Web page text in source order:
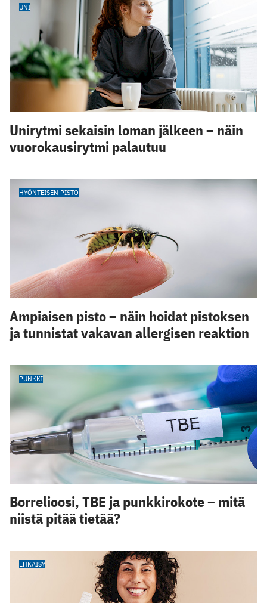
UNI
Unirytmi sekaisin loman jälkeen – näin
vuorokausirytmi palautuu
HYÖNTEISEN PISTO
Ampiaisen pisto – näin hoidat pistoksen
ja tunnistat vakavan allergisen reaktion
PUNKKI
Borrelioosi, TBE ja punkkirokote – mitä
niistä pitää tietää?
EHKÄISY